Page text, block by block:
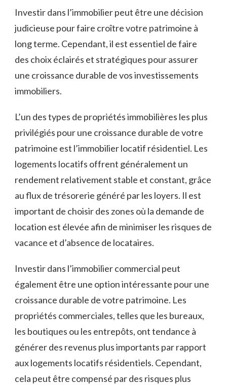
Investir dans l’immobilier ‌peut⁤ être une décision
judicieuse pour faire croître votre​ patrimoine à
long terme. Cependant, il est essentiel de faire
des⁤ choix ⁣éclairés​ et stratégiques pour assurer
une croissance durable ‍de vos investissements
immobiliers. ⁤
L’un des types ‍de propriétés immobilières les plus
privilégiés‌ pour une croissance durable de votre
‍patrimoine est l’immobilier ⁤locatif résidentiel.‌ Les
logements​ locatifs offrent généralement un
rendement relativement stable et constant, grâce
au flux de trésorerie généré par les loyers. ⁣Il est
important de choisir des zones où la demande de
location est élevée afin de minimiser les‌ risques de
vacance⁤ et⁤ d’absence de ‍locataires.
Investir dans ⁢l’immobilier commercial peut
⁣également‍ être ⁤une ⁢option intéressante pour une
croissance durable de votre patrimoine. Les
propriétés commerciales, telles que les bureaux,
les ⁢boutiques ou les entrepôts, ont‌ tendance​ à
⁣générer des revenus plus importants par⁤ rapport
aux logements locatifs ⁤résidentiels. Cependant,
cela peut être‌ compensé par des risques plus